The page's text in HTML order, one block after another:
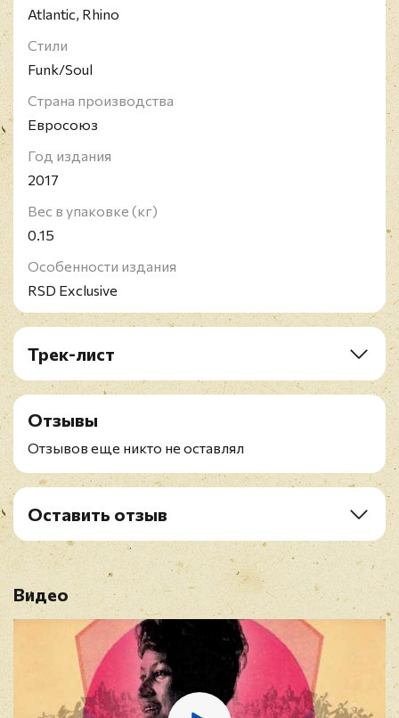
Atlantic, Rhino
Стили
Funk/Soul
Страна производства
Евросоюз
Год издания
2017
Вес в упаковке (кг)
0.15
Особенности издания
RSD Exclusive
Трек-лист
A1. Respect
B1. Until You Come Back To Me (That's What I'm
Gonna Do)
Отзывы
Отзывов еще никто не оставлял
Оставить отзыв
Имя*
Видео